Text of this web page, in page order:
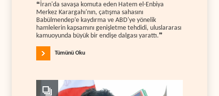
❝İran'da savaşa komuta eden Hatem el-Enbiya
Merkez Karargahı'nın, çatışma sahasını
Babülmendep’e kaydırma ve ABD'ye yönelik
hamlelerin kapsamını genişletme tehdidi, uluslararası
kamuoyunda büyük bir endişe dalgası yarattı.❞
Tümünü Oku